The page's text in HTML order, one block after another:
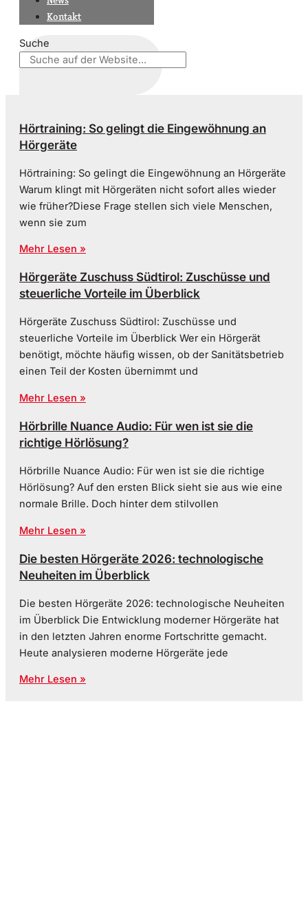
Kontakt
Suche
Hörtraining: So gelingt die Eingewöhnung an
Hörgeräte
Hörtraining: So gelingt die Eingewöhnung an Hörgeräte
Warum klingt mit Hörgeräten nicht sofort alles wieder
wie früher?Diese Frage stellen sich viele Menschen,
wenn sie zum
Mehr Lesen »
Hörgeräte Zuschuss Südtirol: Zuschüsse und
steuerliche Vorteile im Überblick
Hörgeräte Zuschuss Südtirol: Zuschüsse und
steuerliche Vorteile im Überblick Wer ein Hörgerät
benötigt, möchte häufig wissen, ob der Sanitätsbetrieb
einen Teil der Kosten übernimmt und
Mehr Lesen »
Hörbrille Nuance Audio: Für wen ist sie die
richtige Hörlösung?
Hörbrille Nuance Audio: Für wen ist sie die richtige
Hörlösung? Auf den ersten Blick sieht sie aus wie eine
normale Brille. Doch hinter dem stilvollen
Mehr Lesen »
Die besten Hörgeräte 2026: technologische
Neuheiten im Überblick
Die besten Hörgeräte 2026: technologische Neuheiten
im Überblick Die Entwicklung moderner Hörgeräte hat
in den letzten Jahren enorme Fortschritte gemacht.
Heute analysieren moderne Hörgeräte jede
Mehr Lesen »